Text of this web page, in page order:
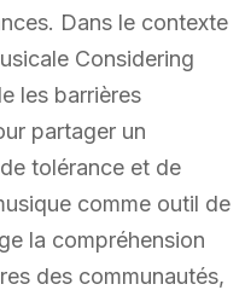
Dans le contexte
Considering
les barrières
partager un
tolérance et de
comme outil de
la compréhension
des communautés,